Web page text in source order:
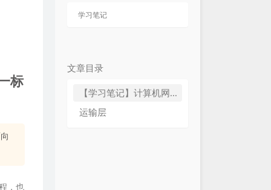
标
，也
学习笔记
文章目录
【学习笔记】计算机网络 谢希仁版（五）运输层（重点）
运输层